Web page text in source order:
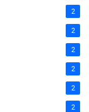
2
2
2
2
2
2